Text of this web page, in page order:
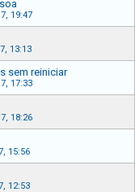
19:47
13:13
sem reiniciar
17:33
18:26
15:56
12:53